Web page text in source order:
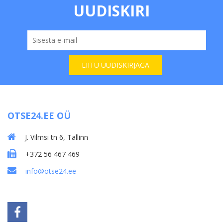
UUDISKIRI
OTSE24.EE OÜ
J. Vilmsi tn 6, Tallinn
+372 56 467 469
info@otse24.ee